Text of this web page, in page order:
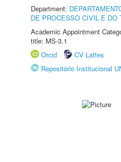
Department:
DE PROCESSO CIVIL E DO
Academic Appointment
title: MS-3.1
Orcid
CV Lattes
Repositório Institucional